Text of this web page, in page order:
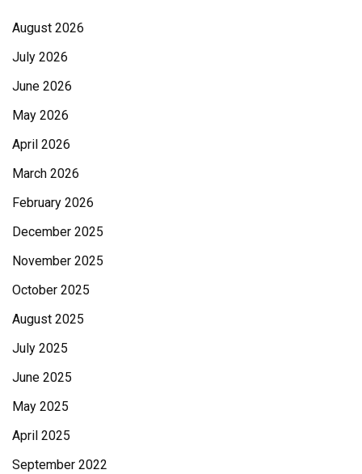
August 2026
July 2026
June 2026
May 2026
April 2026
March 2026
February 2026
December 2025
November 2025
October 2025
August 2025
July 2025
June 2025
May 2025
April 2025
September 2022